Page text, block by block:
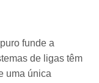
funde a
de ligas têm
uma única